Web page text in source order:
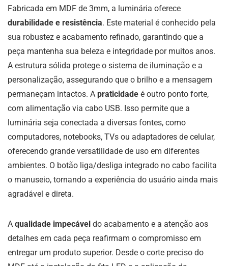
Fabricada em MDF de 3mm, a luminária oferece
durabilidade e resistência. Este material é conhecido pela
sua robustez e acabamento refinado, garantindo que a
peça mantenha sua beleza e integridade por muitos anos.
A estrutura sólida protege o sistema de iluminação e a
personalização, assegurando que o brilho e a mensagem
permaneçam intactos. A praticidade é outro ponto forte,
com alimentação via cabo USB. Isso permite que a
luminária seja conectada a diversas fontes, como
computadores, notebooks, TVs ou adaptadores de celular,
oferecendo grande versatilidade de uso em diferentes
ambientes. O botão liga/desliga integrado no cabo facilita
o manuseio, tornando a experiência do usuário ainda mais
agradável e direta.
A qualidade impecável do acabamento e a atenção aos
detalhes em cada peça reafirmam o compromisso em
entregar um produto superior. Desde o corte preciso do